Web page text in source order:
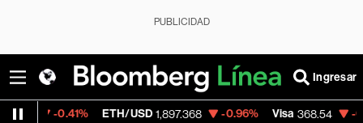
PUBLICIDAD
Ingresar
ETH/USD 1,897.368 -0.96% Visa 368.54 -0.28%